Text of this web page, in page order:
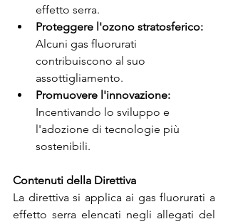
effetto serra.
Proteggere l'ozono stratosferico:
Alcuni gas fluorurati
contribuiscono al suo
assottigliamento.
Promuovere l'innovazione:
Incentivando lo sviluppo e
l'adozione di tecnologie più
sostenibili.
Contenuti della Direttiva
La direttiva si applica ai gas fluorurati a
effetto serra elencati negli allegati del